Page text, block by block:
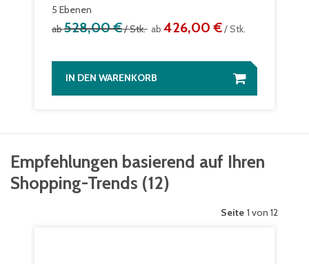
5 Ebenen
ab528,00 €/ Stk. ab 426,00 €/ Stk.
IN DEN WARENKORB
Empfehlungen basierend auf Ihren
Shopping-Trends (12)
Seite 1 von 12